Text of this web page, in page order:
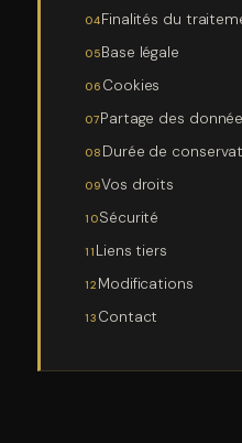
Finalités du
Base légale
Cookies
Partage des
Durée de
Vos droits
Sécurité
Liens tiers
Modifications
Contact